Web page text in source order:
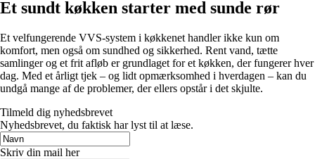
Et sundt køkken starter med sunde rør
Et velfungerende VVS-system i køkkenet handler ikke kun om
komfort, men også om sundhed og sikkerhed. Rent vand, tætte
samlinger og et frit afløb er grundlaget for et køkken, der fungerer hver
dag. Med et årligt tjek – og lidt opmærksomhed i hverdagen – kan du
undgå mange af de problemer, der ellers opstår i det skjulte.
Tilmeld dig nyhedsbrevet
Nyhedsbrevet, du faktisk har lyst til at læse.
Skriv din mail her